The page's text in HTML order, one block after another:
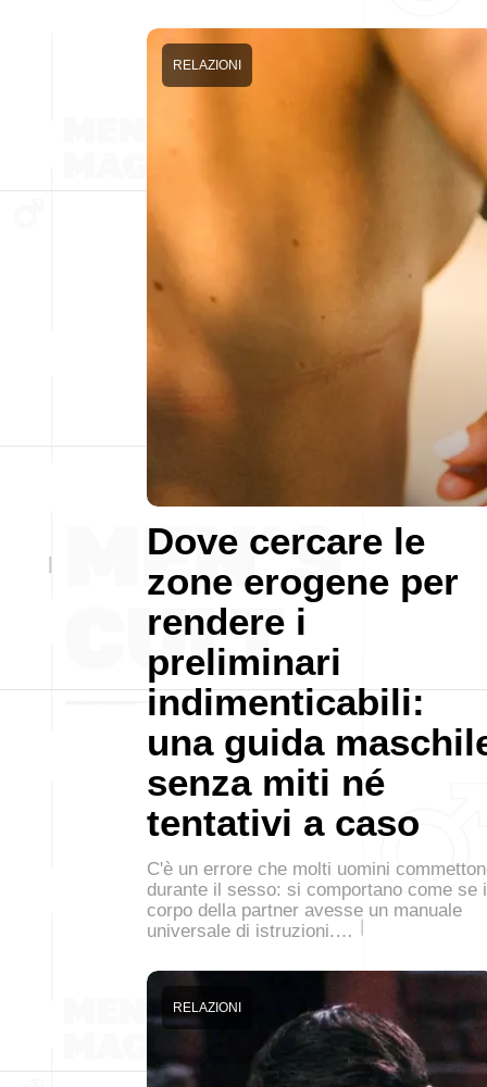
Dove cercare le
zone erogene per
rendere i
preliminari
indimenticabili:
una guida
senza miti né
tentativi a caso
RELAZIONI
C'è un errore che molti uomini
durante il sesso: si comportano come se
corpo della partner avesse un manuale
universale di istruzioni.…
RELAZIONI